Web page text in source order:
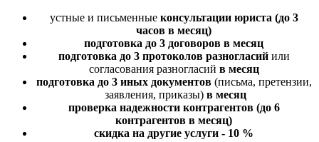
устные и письменные консультации юриста (до 3
часов в месяц)
подготовка до 3 договоров в месяц
подготовка до 3 протоколов разногласийили
согласования разногласий в месяц
подготовка до 3 иных документов(письма, претензии,
заявления, приказы) в месяц
проверка надежности контрагентов (до 6
контрагентов в месяц)
скидка на другие услуги - 10 %